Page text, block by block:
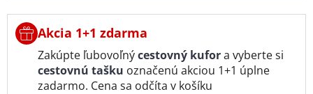
Akcia 1+1 zdarma
Zakúpte ľubovoľnýcestovný kufora vyberte si
cestovnú tašku označenú akciou 1+1 úplne
zadarmo. Cena sa odčíta v košíku